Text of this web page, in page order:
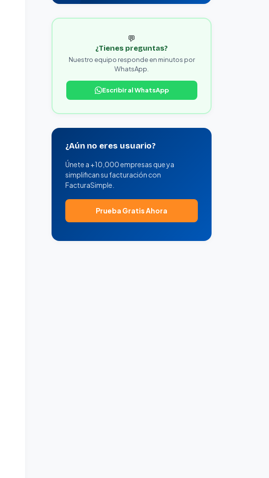
💬
¿Tienes preguntas?
Nuestro equipo responde en minutos por
WhatsApp.
Escribir al WhatsApp
¿Aún no eres usuario?
Únete a +10,000 empresas que ya
simplifican su facturación con
FacturaSimple.
Prueba Gratis Ahora